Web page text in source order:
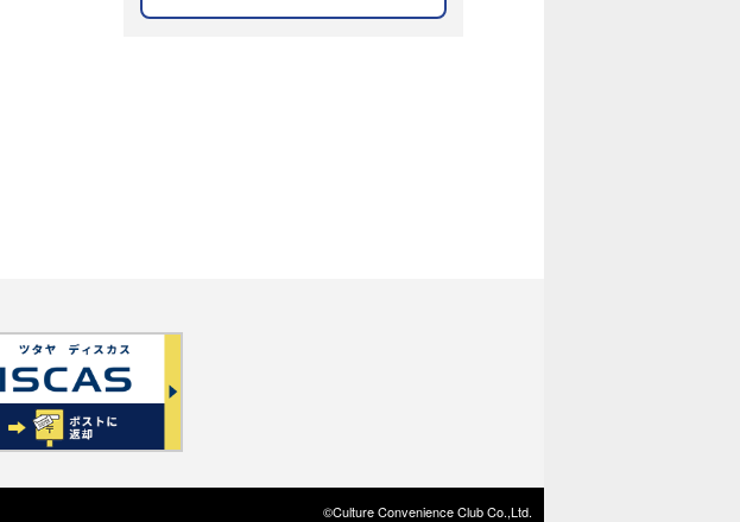
©Culture Convenience Club Co.,Ltd.